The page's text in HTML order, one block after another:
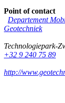
Point of contact
Departement
Geotechniek
Technologiepark-
+32 9 240 75 89
http://